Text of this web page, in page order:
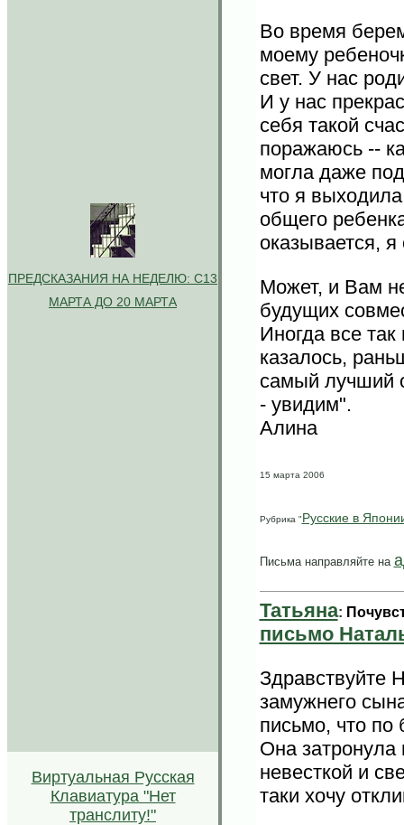
ПРЕДСКАЗАНИЯ НА НЕДЕЛЮ: С13
МАРТА ДО 20 МАРТА
Виртуальная Русская
Клавиатура "Нет
транслиту!"
Во время
моему
свет. У нас
И у нас
себя такой
поражаюсь --
могла даже
что я
общего
оказывается,
Может, и Вам
будущих
Иногда все так
казалось,
самый лучший
- увидим".
Алина
15 марта 2006
Рубрика "Русские в
Письма направляйте на
Татьяна:
письмо
Здравствуйте
замужнего
письмо, что по
Она
невесткой и
таки хочу